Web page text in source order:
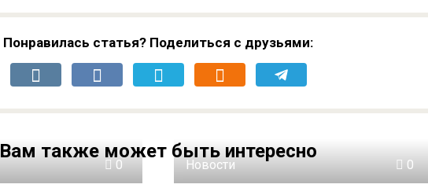
Понравилась статья? Поделиться с друзьями:
Вам также может быть интересно
0 Новости 0